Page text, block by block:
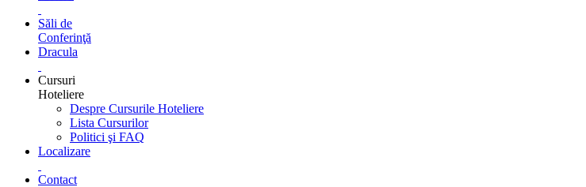
Săli de
Conferinţă
Dracula
Cursuri
Hoteliere
Despre Cursurile Hoteliere
Lista Cursurilor
Politici şi FAQ
Localizare
Contact